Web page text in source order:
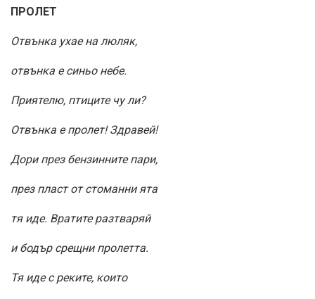
ПРОЛЕТ
Отвънка ухае на люляк,
отвънка е синьо небе.
Приятелю, птиците чу ли?
Отвънка е пролет! Здравей!
Дори през бензинните пари,
през пласт от стоманни ята
тя иде. Вратите разтваряй
и бодър срещни пролетта.
Тя иде с реките, които